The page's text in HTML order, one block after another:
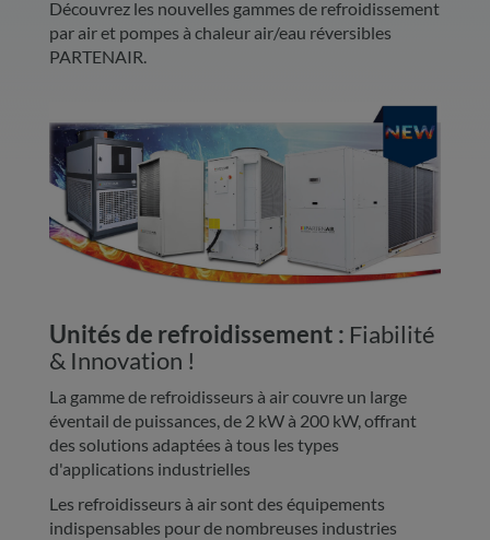
Découvrez les nouvelles gammes de refroidissement
par air et pompes à chaleur air/eau réversibles
PARTENAIR.
Unités de refroidissement : Fiabilité
& Innovation !
La gamme de refroidisseurs à air couvre un large
éventail de puissances, de 2 kW à 200 kW, offrant
des solutions adaptées à tous les types
d'applications industrielles
Les refroidisseurs à air sont des équipements
indispensables pour de nombreuses industries